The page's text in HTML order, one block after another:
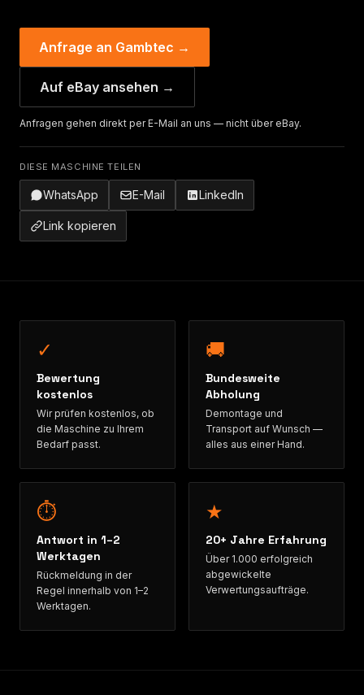
Anfrage an Gambtec →
Auf eBay ansehen →
Anfragen gehen direkt per E-Mail an uns — nicht über eBay.
DIESE MASCHINE TEILEN
WhatsApp E-Mail LinkedIn
Link kopieren
✓
Bewertung
kostenlos
Wir prüfen kostenlos, ob
die Maschine zu Ihrem
Bedarf passt.
🚚
Bundesweite
Abholung
Demontage und
Transport auf Wunsch —
alles aus einer Hand.
⏱
Antwort in 1–2
Werktagen
Rückmeldung in der
Regel innerhalb von 1–2
Werktagen.
★
20+ Jahre Erfahrung
Über 1.000 erfolgreich
abgewickelte
Verwertungsaufträge.